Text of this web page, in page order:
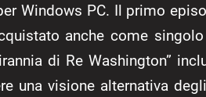
Windows PC. Il primo
anche come
di Re Washington”
una visione alternativa